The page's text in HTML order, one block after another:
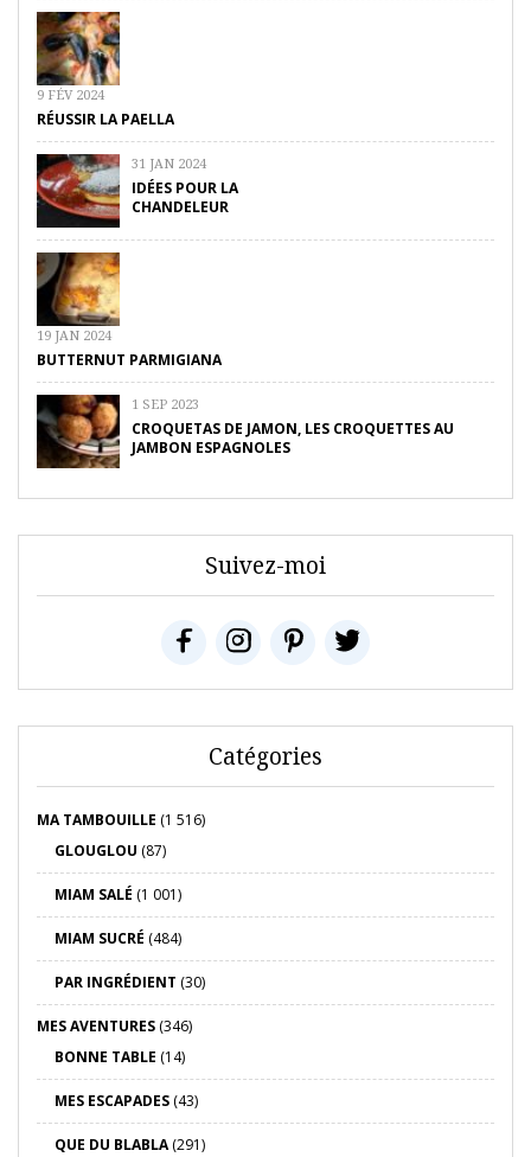
9 FÉV 2024
RÉUSSIR LA PAELLA
31 JAN 2024
IDÉES POUR LA
CHANDELEUR
19 JAN 2024
BUTTERNUT PARMIGIANA
1 SEP 2023
CROQUETAS DE JAMON, LES CROQUETTES AU
JAMBON ESPAGNOLES
Suivez-moi
Catégories
MA TAMBOUILLE (1 516)
GLOUGLOU (87)
MIAM SALÉ (1 001)
MIAM SUCRÉ (484)
PAR INGRÉDIENT (30)
MES AVENTURES (346)
BONNE TABLE (14)
MES ESCAPADES (43)
QUE DU BLABLA(291)